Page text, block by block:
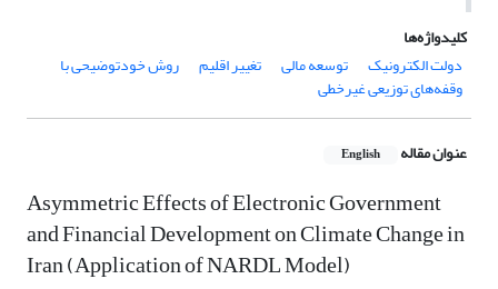
کلیدواژه‌ها
دولت الکترونیک
توسعه مالی تغییر اقلیم روش خودتوضیحی با
وقفه‌های توزیعی غیرخطی
عنوان مقاله English
Asymmetric Effects of Electronic Government
and Financial Development on Climate Change in
Iran (Application of NARDL Model)